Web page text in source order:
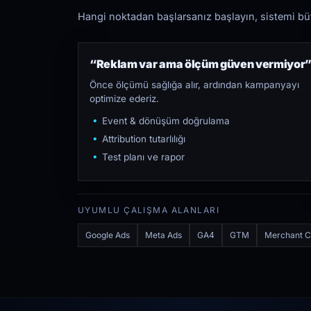
Hangi noktadan başlarsanız başlayın, sistemi
“Reklam var ama ölçüm güven
Önce ölçümü sağlığa alır, ardından kampanyayı
optimize ederiz.
Event & dönüşüm doğrulama
Attribution tutarlılığı
Test planı ve rapor
UYUMLU ÇALIŞMA ALANLARI
Google Ads Meta Ads GA4 GTM Merchant